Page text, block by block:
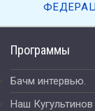
Программы
Бачм интервью.
Наш Кугультинов